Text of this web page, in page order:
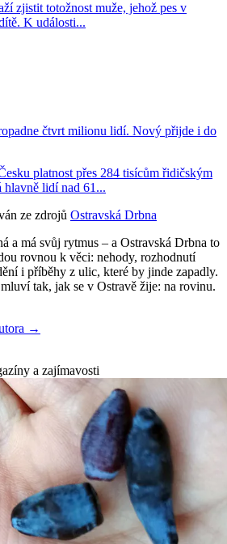
zjistit totožnost muže, jehož pes v
K události...
čtvrt milionu lidí. Nový přijde i do
platnost přes 284 tisícům řidičským
hlavně lidí nad 61...
ze zdrojů Ostravská Drbna
a má svůj rytmus – a Ostravská Drbna to
rovnou k věci: nehody, rozhodnutí
i příběhy z ulic, které by jinde zapadly.
tak, jak se v Ostravě žije: na rovinu.
→
a zajímavosti